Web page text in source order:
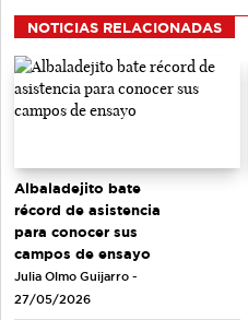
NOTICIAS RELACIONADAS
Albaladejito bate
récord de asistencia
para conocer sus
campos de ensayo
Julia Olmo Guijarro -
27/05/2026